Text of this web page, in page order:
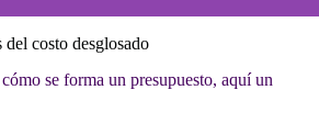
costo desglosado
se forma un presupuesto, aquí un